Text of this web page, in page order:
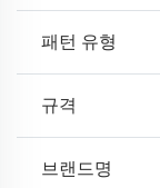
패턴 유형
규격
브랜드명